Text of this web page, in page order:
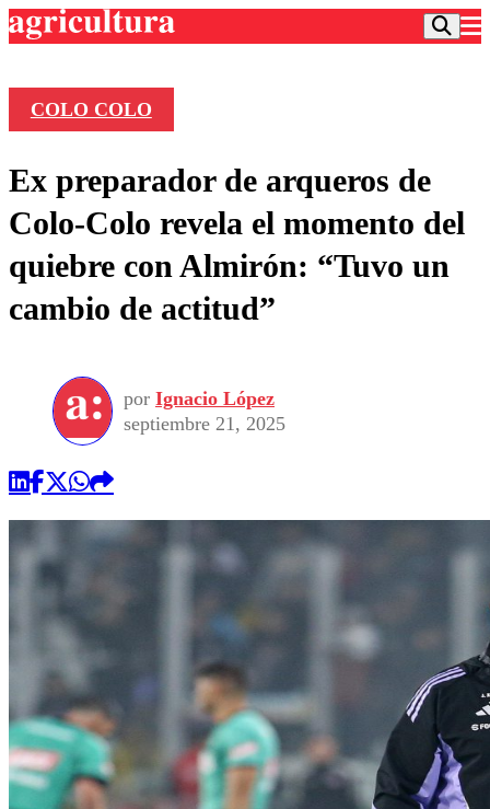
Frecuencias
Agricultura TV
Deportes
Colo Colo
Motor
Torneo Internacional
Torneo Nacional
Entretención
Noticias
Internacional
Nacional
Vida Social
Programas
Comercial
COLO COLO
Ex preparador de arqueros de
Colo-Colo revela el momento del
quiebre con Almirón: “Tuvo un
cambio de actitud”
por Ignacio López
septiembre 21, 2025